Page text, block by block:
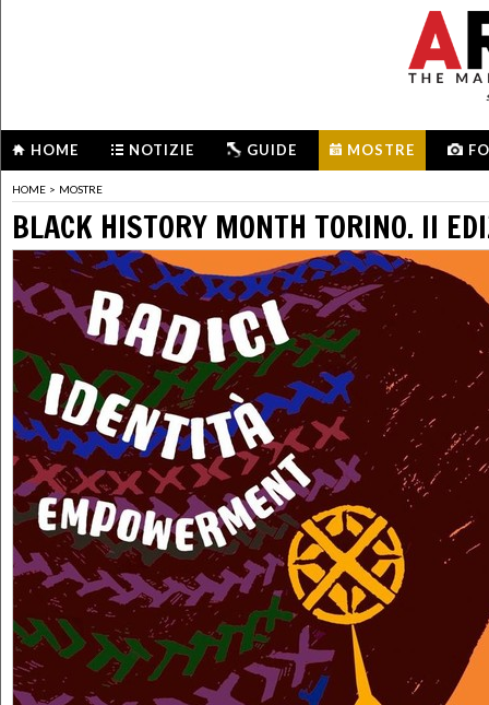
HOME NOTIZIE GUIDE MOSTRE
HOME > MOSTRE
BLACK HISTORY MONTH TORINO. II